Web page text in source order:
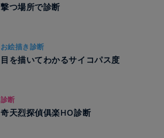
撃つ場所で診断
お絵描き診断
目を描いてわかるサイコパス度
診断
奇天烈探偵俱楽HO診断